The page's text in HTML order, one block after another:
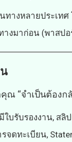
ทางหลายประเท
างมาก่อน (พาสป
ณ “จำเป็นต้องก
ใบรับรองงาน, สลิ
จดทะเบียน,